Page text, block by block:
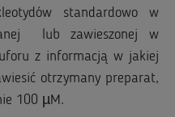
standardowo w
lub zawieszonej w
z informacją w jakiej
otrzymany preparat,
100 µM.